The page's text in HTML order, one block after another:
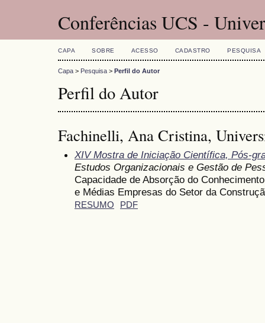
Conferências UCS -
CAPA SOBRE ACESSO CADASTRO PESQUISA
Capa > Pesquisa > Perfil do Autor
Perfil do Autor
Fachinelli, Ana Cristina,
XIV Mostra de Iniciação Científica, Pós-
Estudos Organizacionais e Gestão de
Capacidade de Absorção do
e Médias Empresas do Setor da
RESUMO PDF